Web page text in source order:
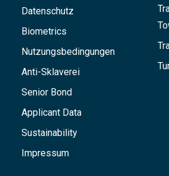
Datenschutz
Biometrics
Nutzungsbedingungen
Anti-Sklaverei
Senior Bond
Applicant Data
Sustainability
Impressum